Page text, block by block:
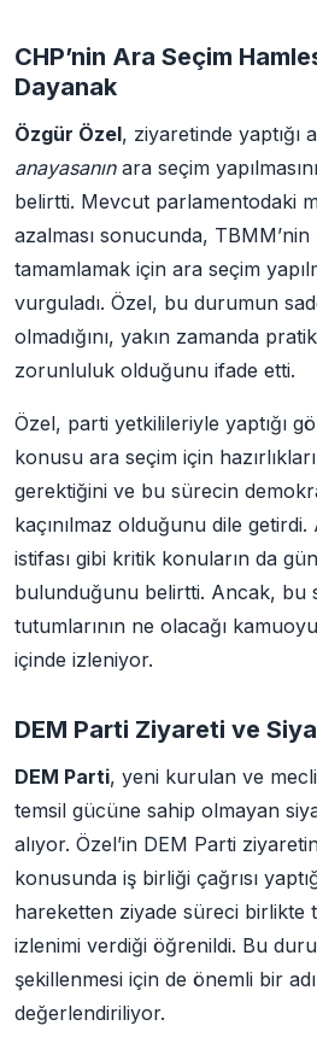
CHP’nin Ara Seçim
Dayanak
Özgür Özel, ziyaretinde yaptığı
anayasanınara seçim
belirtti. Mevcut parlamentodaki
azalması sonucunda,
tamamlamak için ara seçim
vurguladı. Özel, bu durumun
olmadığını, yakın zamanda
zorunluluk olduğunu ifade etti.
Özel, parti yetkilileriyle yaptığı
konusu ara seçim için
gerektiğini ve bu sürecin
kaçınılmaz olduğunu dile
istifası gibi kritik konuların da
bulunduğunu belirtti. Ancak, bu
tutumlarının ne olacağı
içinde izleniyor.
DEM Parti Ziyareti ve
DEM Parti, yeni kurulan ve
temsil gücüne sahip olmayan
alıyor. Özel’in DEM Parti
konusunda iş birliği çağrısı
hareketten ziyade süreci birlikte
izlenimi verdiği öğrenildi. Bu
şekillenmesi için de önemli bir
değerlendiriliyor.